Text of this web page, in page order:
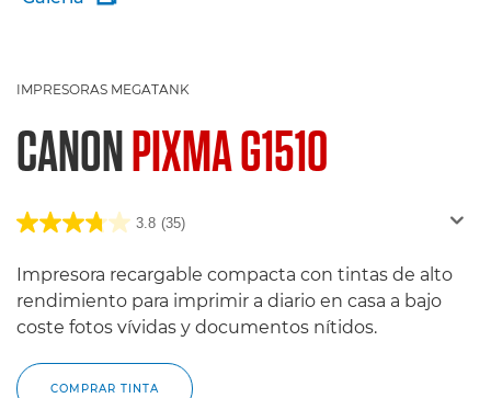
IMPRESORAS MEGATANK
CANONPIXMA G1510
3.8 (35)
Impresora recargable compacta con tintas de alto
rendimiento para imprimir a diario en casa a bajo
coste fotos vívidas y documentos nítidos.
COMPRAR TINTA